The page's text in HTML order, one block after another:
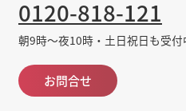
0120-818-121
朝9時～夜10時・土日祝日も受付
お問合せ